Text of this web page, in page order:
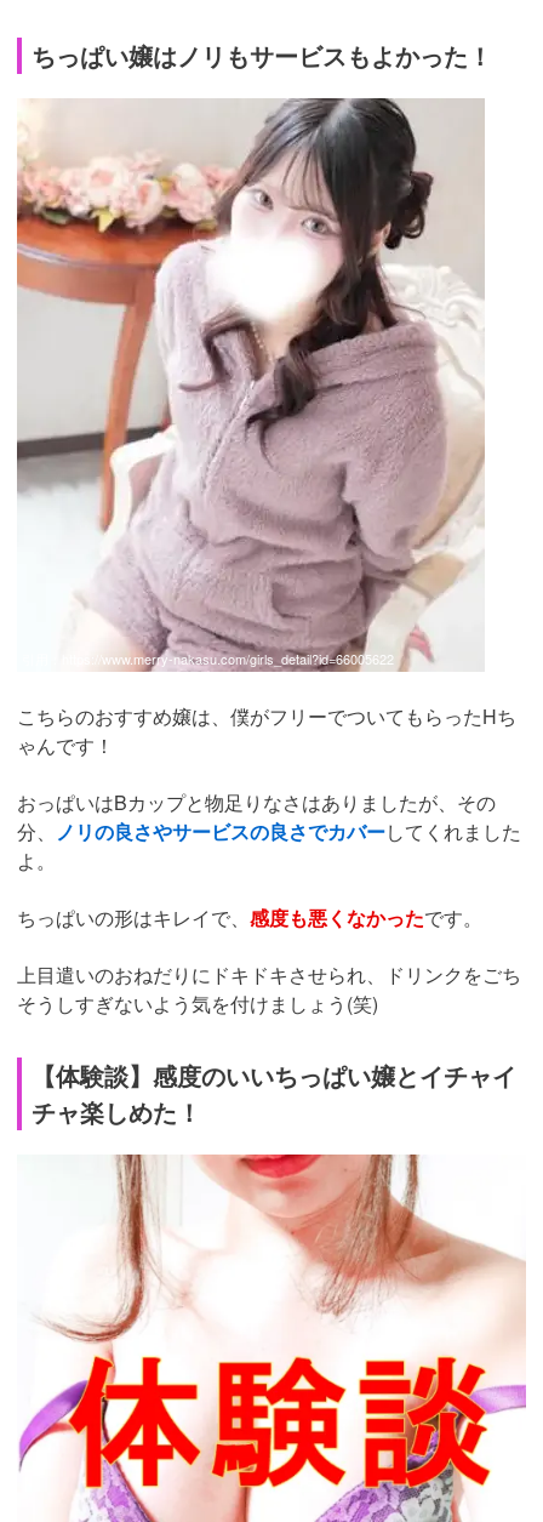
ちっぱい嬢はノリもサービスもよかった！
https://www.merry-nakasu.com/girls_detail?id=66005622
こちらのおすすめ嬢は、僕がフリーでついてもらったHち
ゃんです！
おっぱいはBカップと物足りなさはありましたが、その
分、 ノリの良さやサービスの良さでカバーしてくれました
よ。
ちっぱいの形はキレイで、 感度も悪くなかったです。
上目遣いのおねだりにドキドキさせられ、ドリンクをごち
そうしすぎないよう気を付けましょう(笑)
【体験談】感度のいいちっぱい嬢とイチャイ
チャ楽しめた！